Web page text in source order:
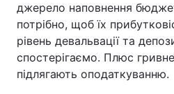
джерело наповнення
потрібно, щоб їх
рівень девальвації та
спостерігаємо. Плюс
підлягають оподаткуванню.